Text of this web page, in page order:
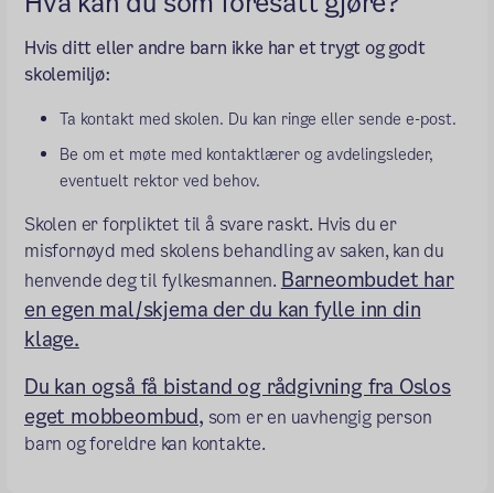
Hvis ditt eller andre barn ikke har et trygt og godt
skolemiljø:
Ta kontakt med skolen. Du kan ringe eller sende e-post.
Be om et møte med kontaktlærer og avdelingsleder,
eventuelt rektor ved behov.
Skolen er forpliktet til å svare raskt. Hvis du er
misfornøyd med skolens behandling av saken, kan du
henvende deg til fylkesmannen. Barneombudet har
en egen mal/skjema der du kan fylle inn din
klage.
Du kan også få bistand og rådgivning fra Oslos
eget mobbeombud, som er en uavhengig person
barn og foreldre kan kontakte.